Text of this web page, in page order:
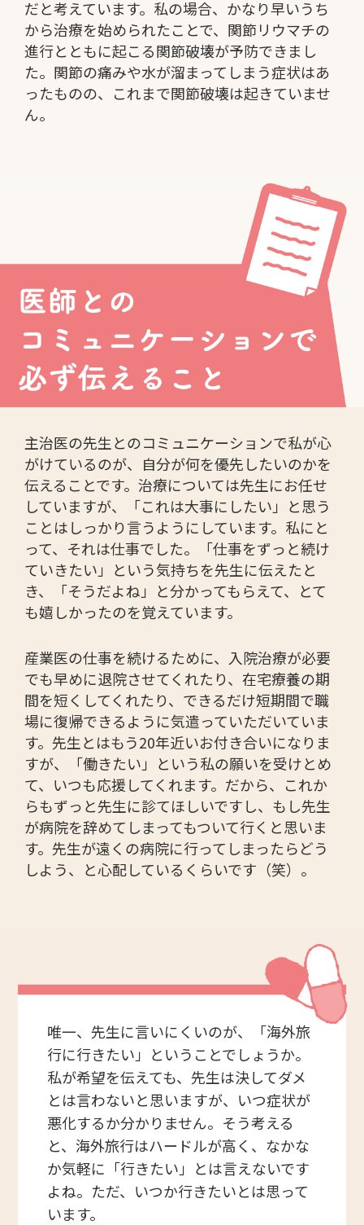
だと考えています。私の場合、かなり早いうち
から治療を始められたことで、関節リウマチの
進行とともに起こる関節破壊が予防できまし
た。関節の痛みや水が溜まってしまう症状はあ
ったものの、これまで関節破壊は起きていませ
ん。
主治医の先生とのコミュニケーションで私が心
がけているのが、自分が何を優先したいのかを
伝えることです。治療については先生にお任せ
していますが、「これは大事にしたい」と思う
ことはしっかり言うようにしています。私にと
って、それは仕事でした。「仕事をずっと続け
ていきたい」という気持ちを先生に伝えたと
き、「そうだよね」と分かってもらえて、とて
も嬉しかったのを覚えています。
産業医の仕事を続けるために、入院治療が必要
でも早めに退院させてくれたり、在宅療養の期
間を短くしてくれたり、できるだけ短期間で職
場に復帰できるように気遣っていただいていま
す。先生とはもう20年近いお付き合いになりま
すが、「働きたい」という私の願いを受けとめ
て、いつも応援してくれます。だから、これか
らもずっと先生に診てほしいですし、もし先生
が病院を辞めてしまってもついて行くと思いま
す。先生が遠くの病院に行ってしまったらどう
しよう、と心配しているくらいです（笑）。
唯一、先生に言いにくいのが、「海外旅
行に行きたい」ということでしょうか。
私が希望を伝えても、先生は決してダメ
とは言わないと思いますが、いつ症状が
悪化するか分かりません。そう考える
と、海外旅行はハードルが高く、なかな
か気軽に「行きたい」とは言えないです
よね。ただ、いつか行きたいとは思って
います。